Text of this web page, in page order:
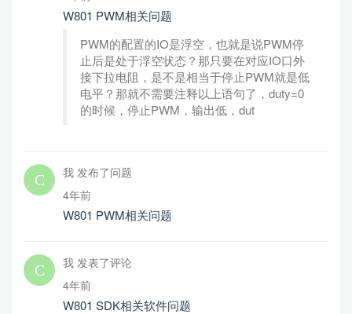
W801 PWM相关问题
PWM的配置的IO是浮空，也就是说PWM停
止后是处于浮空状态？那只要在对应IO口外
接下拉电阻，是不是相当于停止PWM就是低
电平？那就不需要注释以上语句了，duty=0
的时候，停止PWM，输出低，dut
我 发布了问题
4年前
W801 PWM相关问题
我 发表了评论
4年前
W801 SDK相关软件问题